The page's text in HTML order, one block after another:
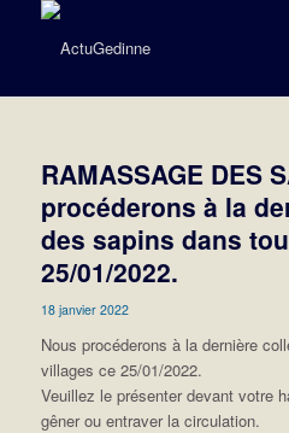
RAMASSAGE DES
procéderons à la
des sapins dans
25/01/2022.
18 janvier 2022
Nous procéderons à la dernière
villages ce 25/01/2022.
Veuillez le présenter devant votre
gêner ou entraver la circulation.